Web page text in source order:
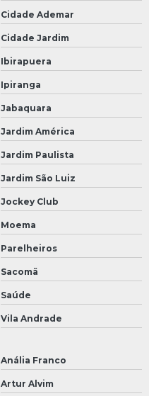
Cidade Ademar
Cidade Jardim
Ibirapuera
Ipiranga
Jabaquara
Jardim América
Jardim Paulista
Jardim São Luiz
Jockey Club
Moema
Parelheiros
Sacomã
Saúde
Vila Andrade
Anália Franco
Artur Alvim